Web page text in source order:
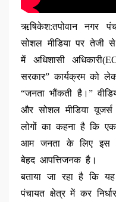
ऋषिकेश:तपोवान नगर
सोशल मीडिया पर तेजी
में अधिशासी
सरकार” कार्यक्रम को
“जनता भौंकती है।”
और सोशल मीडिया
लोगों का कहना है कि एक
आम जनता के लिए इस
बेहद आपत्तिजनक है।
बताया जा रहा है कि
पंचायत क्षेत्र में कर